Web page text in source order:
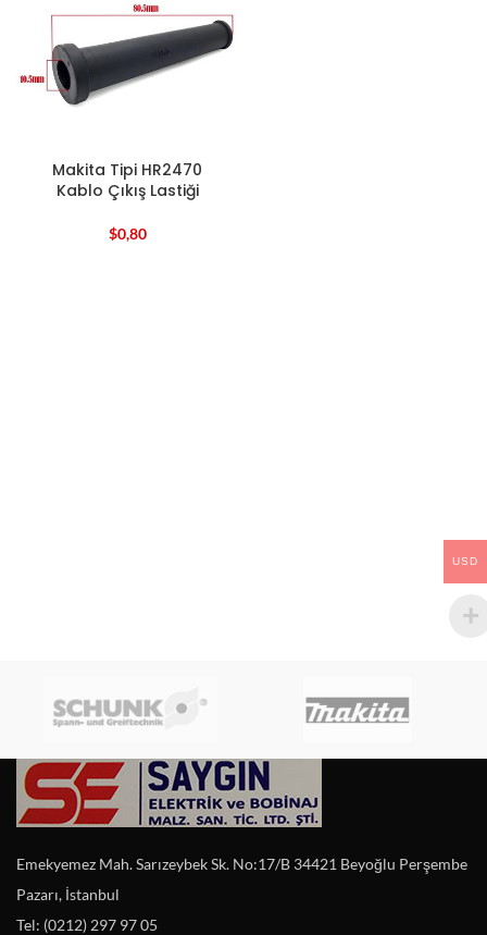
Makita Tipi HR2470
Kablo Çıkış Lastiği
$0,80
Emekyemez Mah. Sarızeybek Sk. No:17/B 34421 Beyoğlu Perşembe
Pazarı, İstanbul
Tel: (0212) 297 97 05
USD